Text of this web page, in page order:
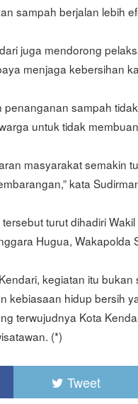
sampah berjalan lebih
juga mendorong
menjaga kebersihan
penanganan sampah
untuk tidak
masyarakat semakin
kata
turut dihadiri
Hugua, Wakapolda
kegiatan itu
kebiasaan hidup bersih
terwujudnya Kota
(*)
Tweet